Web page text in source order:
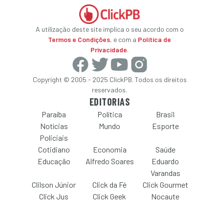
A utilização deste site implica o seu acordo com o
Termos e Condições, e com a Política de
Privacidade.
Copyright © 2005 - 2025 ClickPB. Todos os direitos
reservados.
EDITORIAS
Paraíba Política
Brasil
Notícias
Policiais
Mundo Esporte
Cotidiano Economia
Saúde
Educação
Alfredo Soares
Eduardo
Varandas
Clilson Júnior
Click da Fé
Click Gourmet
Click Jus
Click Geek Nocaute